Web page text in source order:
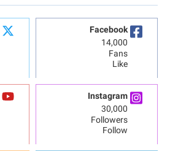
Facebook
14,000
Fans
Like
Instagram
30,000
Followers
Follow